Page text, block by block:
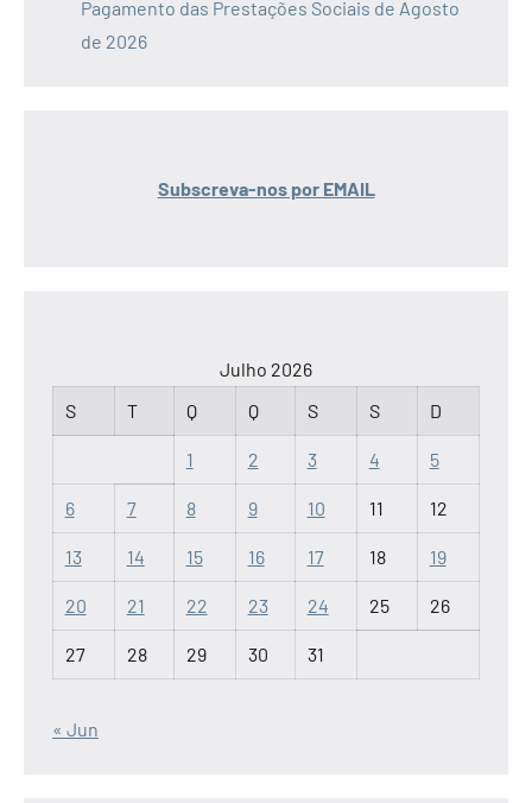
Pagamento das Prestações Sociais de Agosto
de 2026
Subscreva-nos por EMAIL
Julho 2026
S
T Q Q S S D
1 2 3 4 5
6 7 8 9 10 11 12
13 14 15 16 17 18 19
20 21 22 23 24 25 26
27 28 29 30 31
« Jun